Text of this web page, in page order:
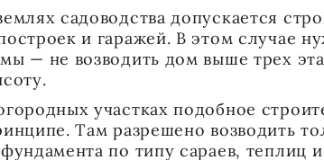
садоводства допускается
и гаражей. В этом случае
— не возводить дом выше трех
участках подобное
Там разрешено возводить
по типу сараев, теплиц